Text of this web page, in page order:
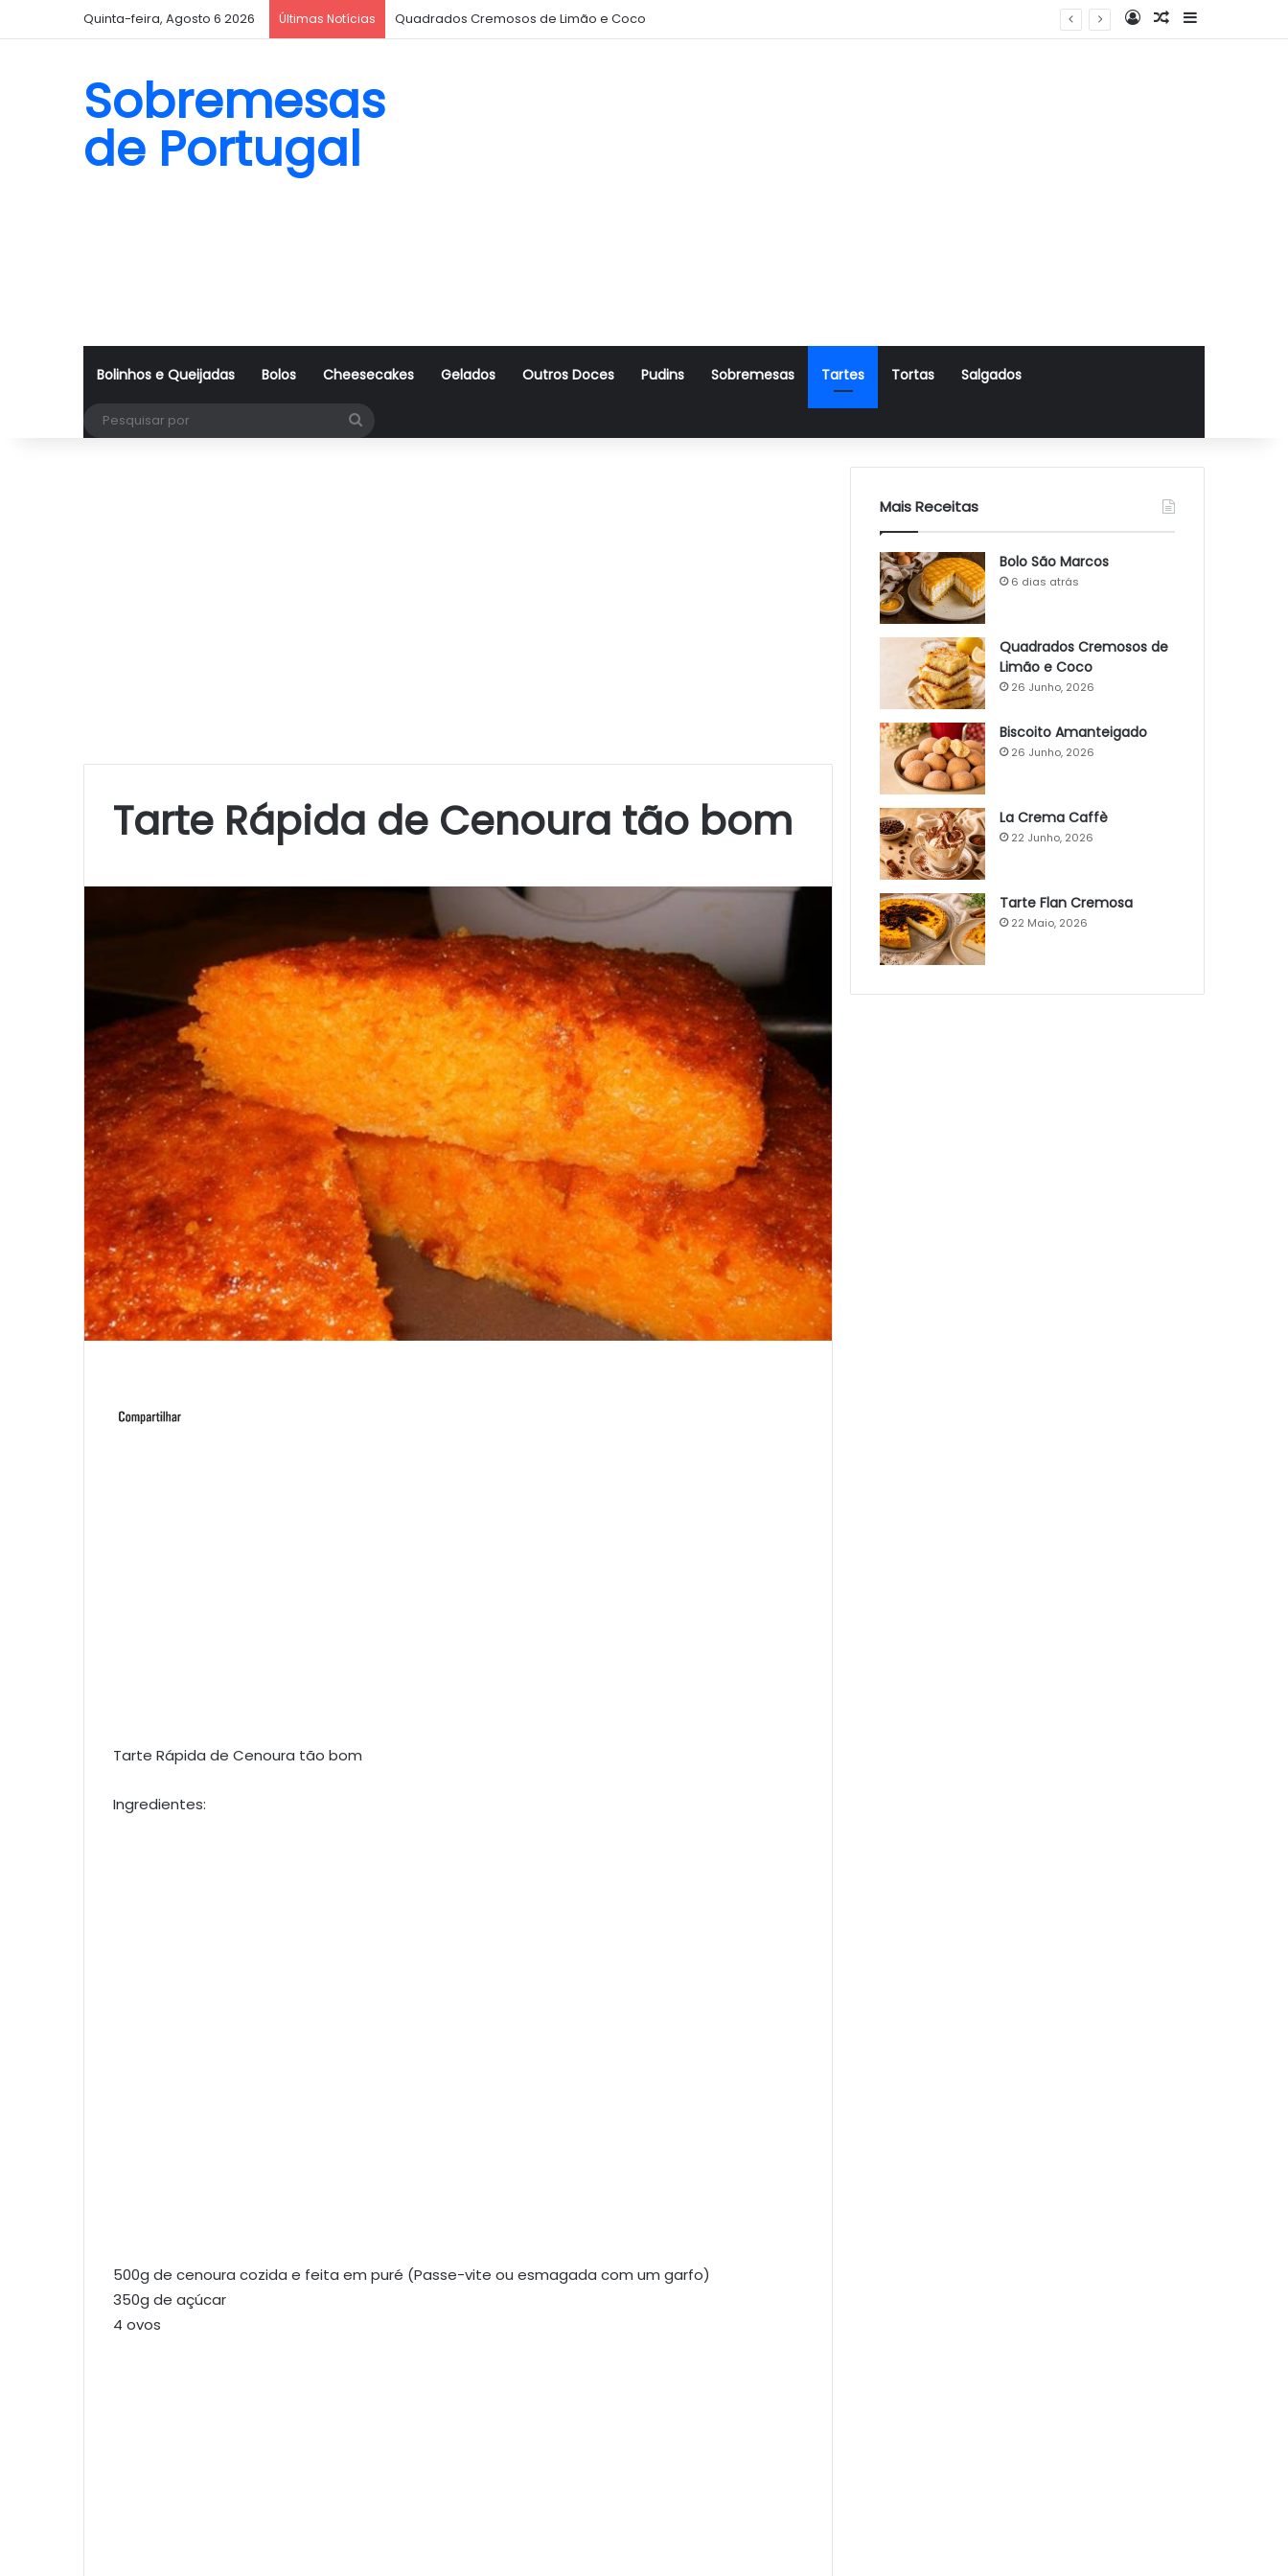
Quinta-feira, Agosto 6 2026 Últimas Notícias Quadrados Cremosos de Limão e Coco Log InArtigo Aleatório
Sidebar
Sobremesas
de Portugal
Bolinhos e Queijadas Bolos Cheesecakes Gelados Outros Doces Pudins Sobremesas Tartes Tortas Salgados
Tarte Rápida de Cenoura tão bom
Tarte Rápida de Cenoura tão bom
Ingredientes:
500g de cenoura cozida e feita em puré (Passe-vite ou esmagada com um garfo)
350g de açúcar
4 ovos
Mais Receitas
Bolo São Marcos
6 dias atrás
Quadrados Cremosos de
Limão e Coco
26 Junho, 2026
Biscoito Amanteigado
26 Junho, 2026
La Crema Caffè
22 Junho, 2026
Tarte Flan Cremosa
22 Maio, 2026